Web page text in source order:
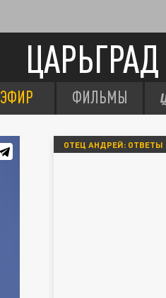
ЦАРЬГРАД
ЭФИР ФИЛЬМЫ
ОТЕЦ АНДРЕЙ: ОТВЕТЫ